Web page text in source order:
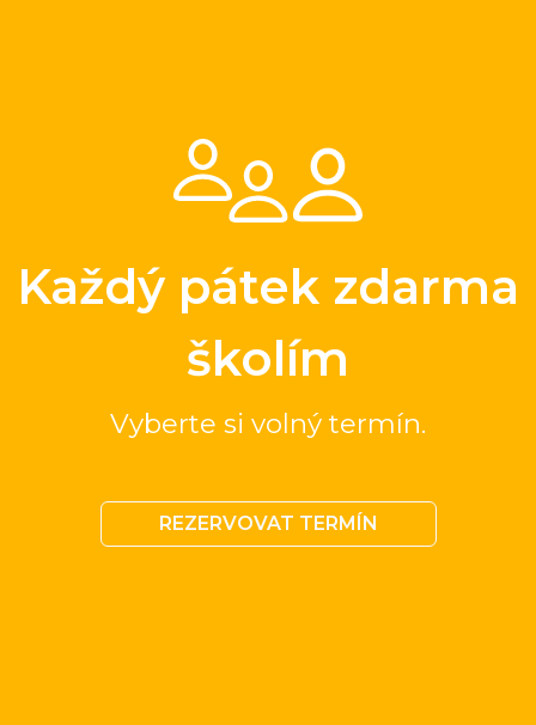
Každý pátek zdarma
školím
Vyberte si volný termín.
REZERVOVAT TERMÍN